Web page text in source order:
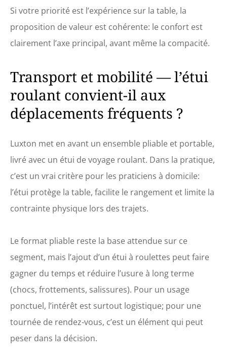
permet de garder vos
huiles, clés,
de valeur accessibles.
traversin ! ✅ Cadeau
idéal pour un
professionnel –
Facilitez le travail d'un
massothérapeute
technicien des cils.
Notre table de
massage est un
excellent cadeau pour
les occasions
spéciales comme les
anniversaires et Noël
Si votre priorité est l’expérience sur la table, la
proposition de valeur est cohérente: le confort est
clairement l’axe principal, avant même la compacité.
Transport et mobilité — l’étui
roulant convient-il aux
déplacements fréquents ?
Luxton met en avant un ensemble pliable et portable,
livré avec un étui de voyage roulant. Dans la pratique,
c’est un vrai critère pour les praticiens à domicile:
l’étui protège la table, facilite le rangement et limite la
contrainte physique lors des trajets.
Le format pliable reste la base attendue sur ce
segment, mais l’ajout d’un étui à roulettes peut faire
gagner du temps et réduire l’usure à long terme
(chocs, frottements, salissures). Pour un usage
ponctuel, l’intérêt est surtout logistique; pour une
tournée de rendez-vous, c’est un élément qui peut
peser dans la décision.